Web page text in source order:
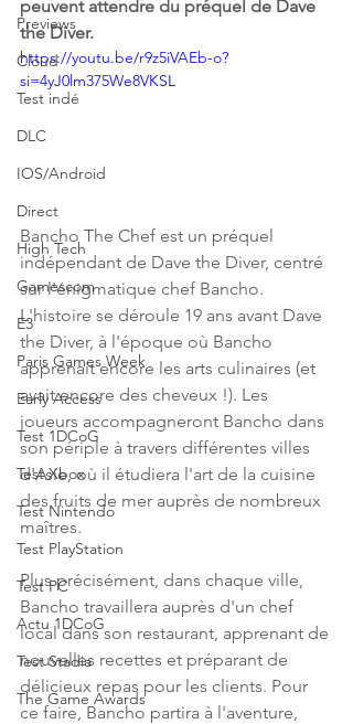
Previews
Cloud
Test indé
DLC
IOS/Android
Direct
High Tech
Gamescom
E3
Paris Games Week
Early Access
Test 1DCoG
Test Xbox
Test Nintendo
Test PlayStation
Test PC
Actu 1DCoG
Test Stadia
The Game Awards
peuvent attendre du préquel de Dave
the Diver.
https://youtu.be/r9z5iVAEb-o?
si=4yJ0lm375We8VKSL
Bancho The Chef est un préquel
indépendant de Dave the Diver, centré
sur l'énigmatique chef Bancho.
L'histoire se déroule 19 ans avant Dave
the Diver, à l'époque où Bancho
apprenait encore les arts culinaires (et
avait encore des cheveux !). Les
joueurs accompagneront Bancho dans
son périple à travers différentes villes
d'Asie, où il étudiera l'art de la cuisine
des fruits de mer auprès de nombreux
maîtres.
Plus précisément, dans chaque ville,
Bancho travaillera auprès d'un chef
local dans son restaurant, apprenant de
nouvelles recettes et préparant de
délicieux repas pour les clients. Pour
ce faire, Bancho partira à l'aventure,